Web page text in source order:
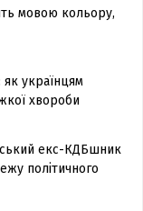
мовою кольору,
як українцям
хвороби
екс-КДБшник
політичного